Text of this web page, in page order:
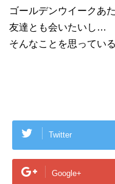
ゴールデンウイークあ
友達とも会いたいし…
そんなことを思ってい
Twitter
Google+